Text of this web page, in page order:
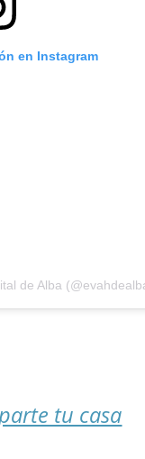
en Instagram
de Alba
tu casa